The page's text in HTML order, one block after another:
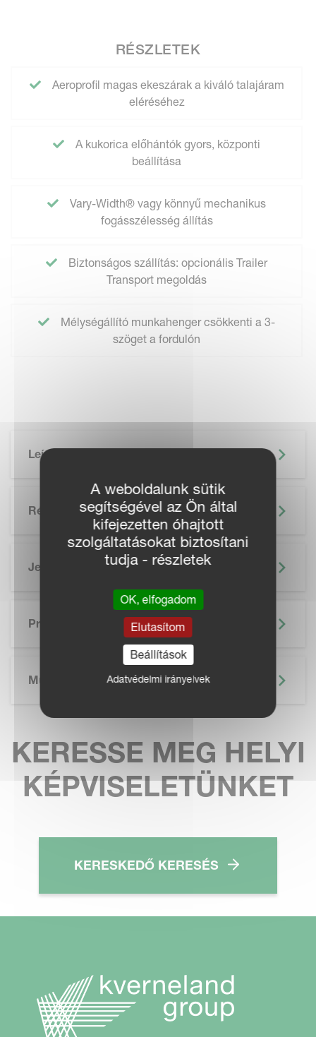
RÉSZLETEK
Aeroprofil magas ekeszárak a kiváló talajáram
eléréséhez
A kukorica előhántók gyors, központi
beállítása
Vary-Width® vagy könnyű mechanikus
fogásszélesség állítás
Biztonságos szállítás: opcionális Trailer
Transport megoldás
Mélységállító munkahenger csökkenti a 3-
szöget a fordulón
Leírás
Részletek
Jellemzők
Prospektus
Műszaki Adatok
KERESSE MEG HELYI
KÉPVISELETÜNKET
KERESKEDŐ KERESÉS
A weboldalunk sütik
segítségével az Ön által
kifejezetten óhajtott
szolgáltatásokat biztosítani
tudja - részletek
OK, elfogadom
Elutasítom
Beállítások
Adatvédelmi irányelvek